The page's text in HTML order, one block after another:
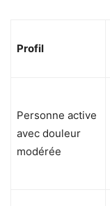
Profil
Personne active
avec douleur
modérée